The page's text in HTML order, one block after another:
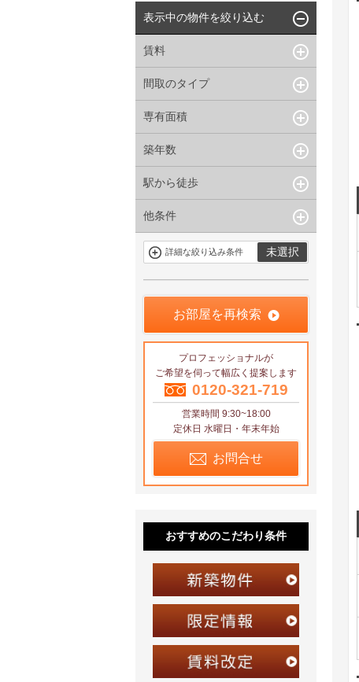
区から探す
地図から探す
沿線から探す
表示中の物件を絞り込む
賃料
下限なし
礼金なし
敷金なし
礼金１ヶ月以下
フリーレント付き
間取のタイプ
1R〜1K
1DK〜1LDK
4LDK〜
専有面積
指定なし
築年数
指定なし
5年以内
15年以内
駅から徒歩
指定なし
10分以内
15分以内
他条件
駐車場有
当社限定物件
まない
件
申込無し物件
のみ表示
詳細な絞り込み条件 未選択
お部屋を再検索
プロフェッショナルが
ご希望を伺って幅広く提案します
0120-321-719
営業時間 9:30~18:00
定休日 水曜日・年末年始
お問合せ
おすすめのこだわり条件